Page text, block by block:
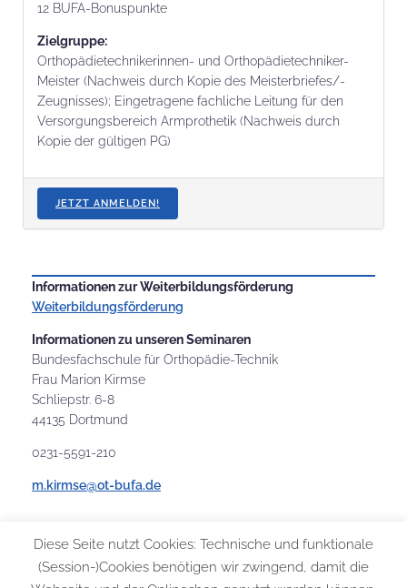
12 BUFA-Bonuspunkte
Zielgruppe:
Orthopädietechnikerinnen- und Orthopädietechniker-
Meister (Nachweis durch Kopie des Meisterbriefes/-
Zeugnisses); Eingetragene fachliche Leitung für den
Versorgungsbereich Armprothetik (Nachweis durch
Kopie der gültigen PG)
JETZT ANMELDEN!
Informationen zur Weiterbildungsförderung
Weiterbildungsförderung
Informationen zu unseren Seminaren
Bundesfachschule für Orthopädie-Technik
Frau Marion Kirmse
Schliepstr. 6-8
44135 Dortmund
0231-5591-210
m.kirmse@ot-bufa.de
Diese Seite nutzt Cookies: Technische und funktionale
(Session-)Cookies benötigen wir zwingend, damit die